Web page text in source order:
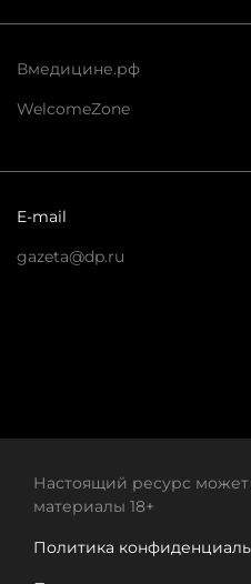
Вмедицине.рф
WelcomeZone
E-mail
gazeta@dp.ru
Настоящий ресурс
материалы 18+
Политика